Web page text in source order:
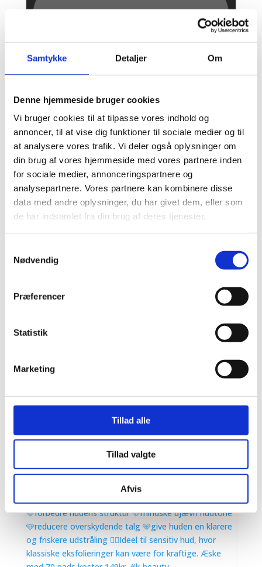
Samtykke Detaljer Om
Denne hjemmeside bruger cookies
Vi bruger cookies til at tilpasse vores indhold og
annoncer, til at vise dig funktioner til sociale medier og til
at analysere vores trafik. Vi deler også oplysninger om
din brug af vores hjemmeside med vores partnere inden
for sociale medier, annonceringspartnere og
analysepartnere. Vores partnere kan kombinere disse
data med andre oplysninger, du har givet dem, eller som
de har indsamlet fra din brug af deres tjenester.
Nødvendig
Præferencer
Statistik
Marketing
Tillad alle
Tillad valgte
Afvis
3
1